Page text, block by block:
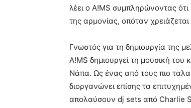
λέει ο A!MS συμπληρώνοντας
της αρμονίας, οπόταν
Γνωστός για τη δημιουργία της
A!MS δημιουργεί τη μουσική
Νάπα. Ως ένας από τους πιο
διοργανώνει επίσης τα
απολαύσουν dj sets από Charlie